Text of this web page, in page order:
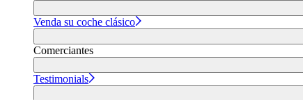
Venda su coche clásico
Comerciantes
Testimonials